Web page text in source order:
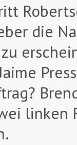
die
linken